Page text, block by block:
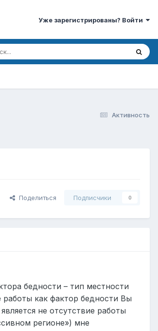
Уже зарегистрированы? Войти
Активность
Поделиться Подписчики 0
бедности – тип местности
работы как фактор бедности Вы
не отсутствие работы
регионе») мне